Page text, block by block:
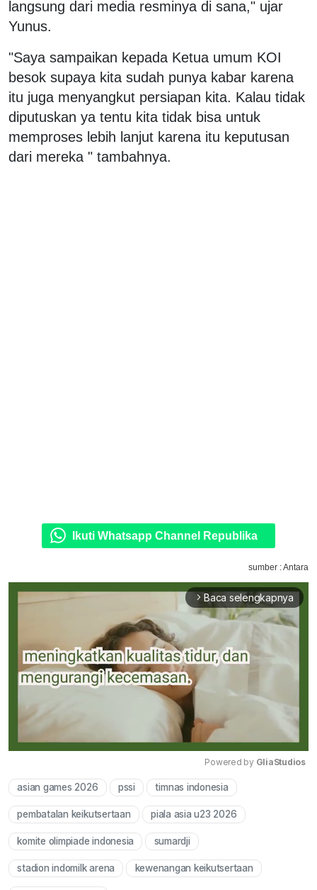
langsung dari media resminya di sana," ujar
Yunus.
"Saya sampaikan kepada Ketua umum KOI
besok supaya kita sudah punya kabar karena
itu juga menyangkut persiapan kita. Kalau tidak
diputuskan ya tentu kita tidak bisa untuk
memproses lebih lanjut karena itu keputusan
dari mereka " tambahnya.
Ikuti Whatsapp Channel Republika
sumber : Antara
arrow_forward_ios Baca selengkapnya
Powered by GliaStudios
asian games 2026 pssi timnas indonesia
pembatalan keikutsertaan piala asia u23 2026
komite olimpiade indonesia sumardji
stadion indomilk arena kewenangan keikutsertaan